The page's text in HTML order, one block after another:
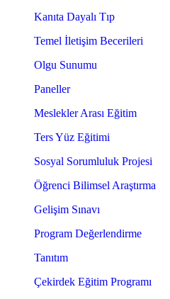
Kanıta Dayalı Tıp
Temel İletişim Becerileri
Olgu Sunumu
Paneller
Meslekler Arası Eğitim
Ters Yüz Eğitimi
Sosyal Sorumluluk Projesi
Öğrenci Bilimsel Araştırma
Gelişim Sınavı
Program Değerlendirme
Tanıtım
Çekirdek Eğitim Programı